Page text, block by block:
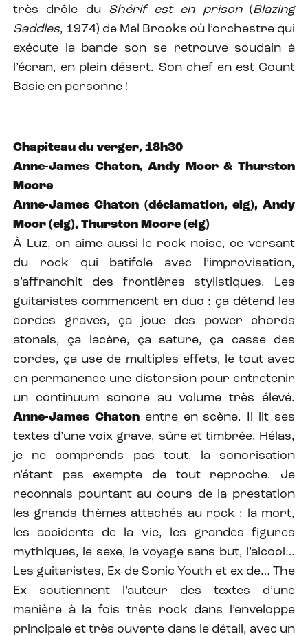
très drôle du Shérif est en prison(Blazing
Saddles, 1974) de Mel Brooks où l’orchestre qui
exécute la bande son se retrouve soudain à
l’écran, en plein désert. Son chef en est Count
Basie en personne !
Chapiteau du verger, 18h30
Anne-James Chaton, Andy Moor & Thurston
Moore
Anne-James Chaton (déclamation, elg), Andy
Moor (elg), Thurston Moore (elg)
À Luz, on aime aussi le rock noise, ce versant
du rock qui batifole avec l’improvisation,
s’affranchit des frontières stylistiques. Les
guitaristes commencent en duo : ça détend les
cordes graves, ça joue des power chords
atonals, ça lacère, ça sature, ça casse des
cordes, ça use de multiples effets, le tout avec
en permanence une distorsion pour entretenir
un continuum sonore au volume très élevé.
Anne-James Chatonentre en scène. Il lit ses
textes d’une voix grave, sûre et timbrée. Hélas,
je ne comprends pas tout, la sonorisation
n’étant pas exempte de tout reproche. Je
reconnais pourtant au cours de la prestation
les grands thèmes attachés au rock : la mort,
les accidents de la vie, les grandes figures
mythiques, le sexe, le voyage sans but, l’alcool…
Les guitaristes, Ex de Sonic Youth et ex de… The
Ex soutiennent l’auteur des textes d’une
manière à la fois très rock dans l’enveloppe
principale et très ouverte dans le détail, avec un